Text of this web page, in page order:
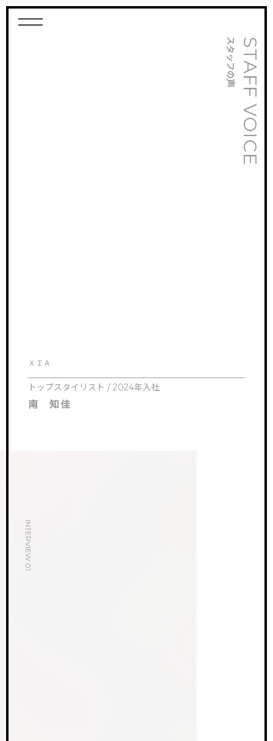
STAFF VOICE
スタッフの声
ＸＩＡ
トップスタイリスト / 2024年入社
南 知佳
INTERVIEW.01